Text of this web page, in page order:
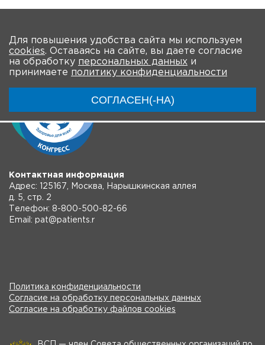
Для повышения удобства сайта мы используем
cookies. Оставаясь на сайте, вы даете согласие
на обработку персональных данных и
принимаете политику конфиденциальности
СОГЛАСЕН(-НА)
Контактная информация
Адрес: 125167, Москва, Нарышкинская аллея
д. 5, стр. 2
Телефон: 8-800-500-82-66
Email: pat@patients.r
Политика конфиденциальности
Согласие на обработку персональных данных
Согласие на обработку файлов cookies